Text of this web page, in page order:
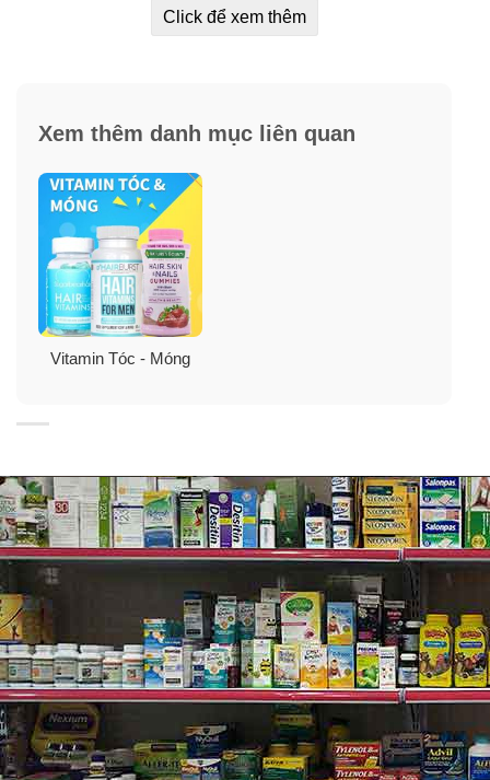
thành viên trong gia đình vitamin B. Các vitamin tan
có thể được tiêu thụ mỗi ngày. Biotin giúp hỗ trợ da, tóc
và móng khỏe mạnh nên bạn có thể thấy và cảm giác
bản thân ở trạng thái tốt, có chứa trong Hair, Skin &
Nails Gummies.
Nguồn thực phẩm chứa biotin: bột yến mạch, rau quả,
các loại đậu và đậu nành.
Click để xem thêm
Xem thêm danh mục liên quan
Vitamin Tóc - Móng